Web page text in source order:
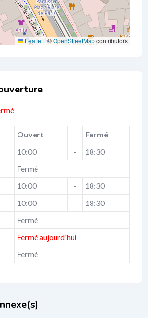
Leaflet |©OpenStreetMapcontributors
Ouvert
Fermé
10:00 –
18:30
Fermé
10:00 –
18:30
10:00 –
18:30
Fermé
Fermé aujourd'hui
Fermé